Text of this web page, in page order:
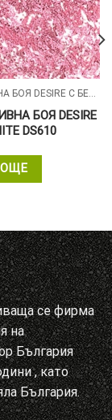
ДЕКОРАТИВНА БОЯ DESIRE С БЕЛИ СИЛИКОНОВИ ЧАСТИЦИ
БОЯ DESIRE
DS610
ОЩЕ
се фирма
на
България
, като
България.